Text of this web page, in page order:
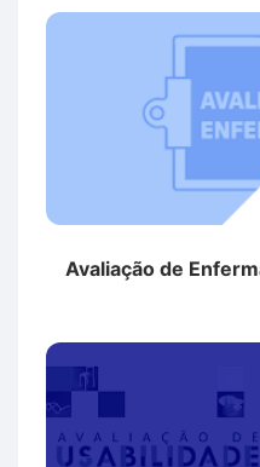
Avaliação de